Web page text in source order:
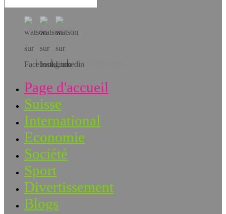
Téléchargez l’app!
Page d'accueil
Suisse
International
Economie
Société
Sport
Divertissement
Blogs